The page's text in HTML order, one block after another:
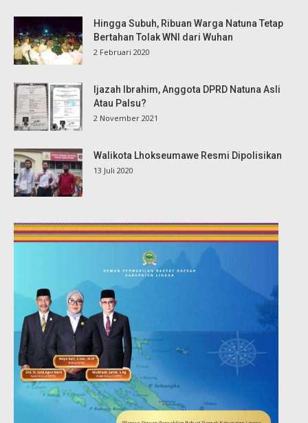
Hingga Subuh, Ribuan Warga Natuna Tetap
Bertahan Tolak WNI dari Wuhan
2 Februari 2020
Ijazah Ibrahim, Anggota DPRD Natuna Asli
Atau Palsu?
2 November 2021
Walikota Lhokseumawe Resmi Dipolisikan
13 Juli 2020